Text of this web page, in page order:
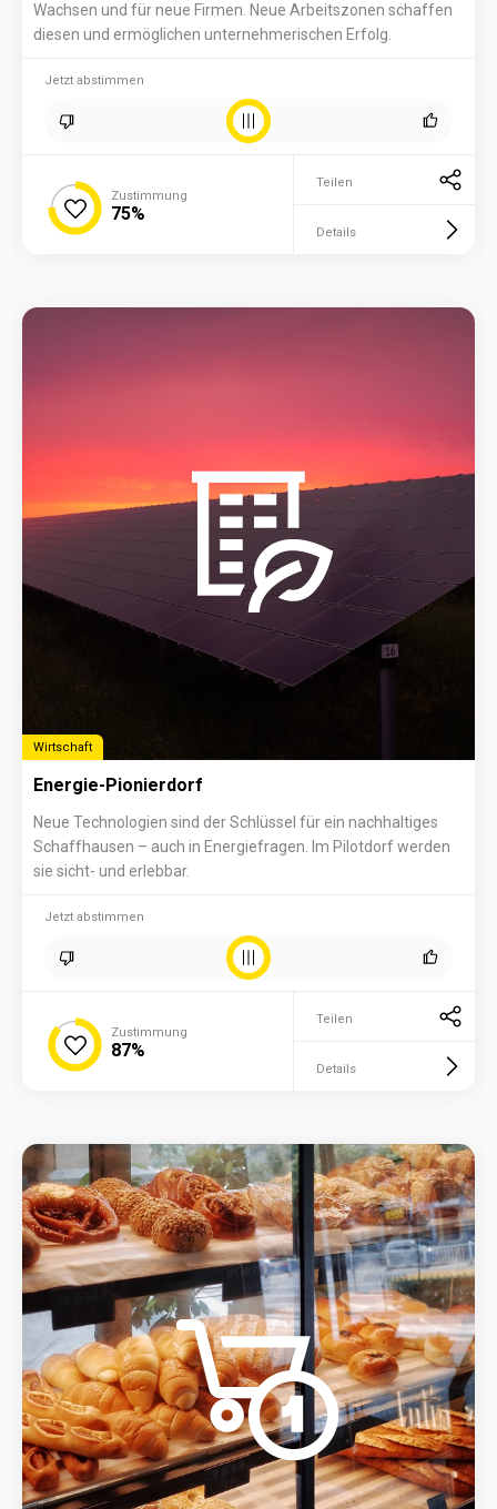
Wachsen und für neue Firmen. Neue Arbeitszonen schaffen
diesen und ermöglichen unternehmerischen Erfolg.
Jetzt abstimmen
Zustimmung
75%
Teilen
Details
Wirtschaft
Energie-Pionierdorf
Neue Technologien sind der Schlüssel für ein nachhaltiges
Schaffhausen – auch in Energiefragen. Im Pilotdorf werden
sie sicht- und erlebbar.
Jetzt abstimmen
Zustimmung
87%
Teilen
Details